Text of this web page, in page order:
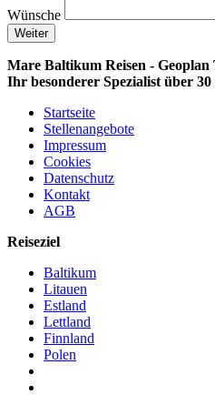
Wünsche
Weiter
Mare Baltikum Reisen -
Ihr besonderer Spezialist über 30
Startseite
Stellenangebote
Impressum
Cookies
Datenschutz
Kontakt
AGB
Reiseziel
Baltikum
Litauen
Estland
Lettland
Finnland
Polen